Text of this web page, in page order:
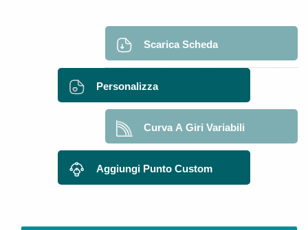
Scarica Scheda
Personalizza
Curva A Giri Variabili
Aggiungi Punto Custom